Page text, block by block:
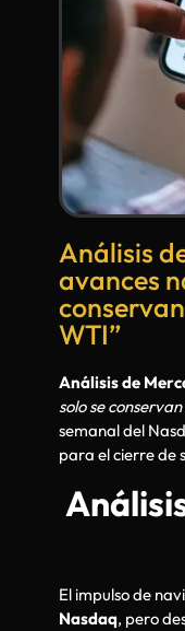
Análisis
avances
WTI”
Análisis de
solo se
semanal del
para el cierre de
El impulso de
Nasdaq, pero